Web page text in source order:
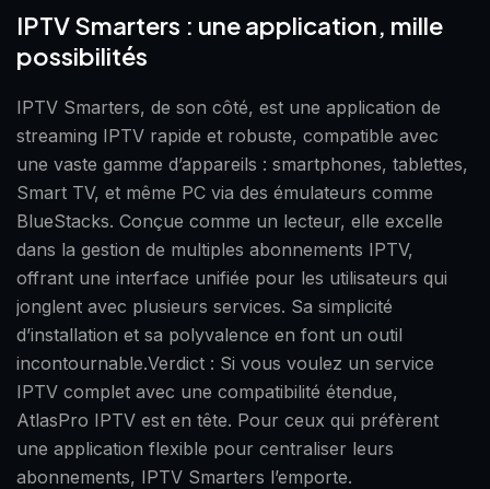
IPTV Smarters : une application, mille
possibilités
IPTV Smarters, de son côté, est une application de
streaming IPTV rapide et robuste, compatible avec
une vaste gamme d’appareils : smartphones, tablettes,
Smart TV, et même PC via des émulateurs comme
BlueStacks. Conçue comme un lecteur, elle excelle
dans la gestion de multiples abonnements IPTV,
offrant une interface unifiée pour les utilisateurs qui
jonglent avec plusieurs services. Sa simplicité
d’installation et sa polyvalence en font un outil
incontournable.Verdict : Si vous voulez un service
IPTV complet avec une compatibilité étendue,
AtlasPro IPTV est en tête. Pour ceux qui préfèrent
une application flexible pour centraliser leurs
abonnements, IPTV Smarters l’emporte.